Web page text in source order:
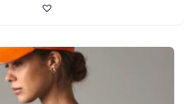
options